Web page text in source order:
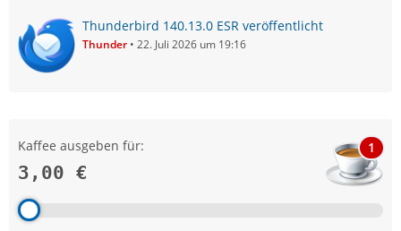
Thunderbird 140.13.0 ESR veröffentlicht
Thunder 22. Juli 2026 um 19:16
Kaffee ausgeben für:
3,00 €
1